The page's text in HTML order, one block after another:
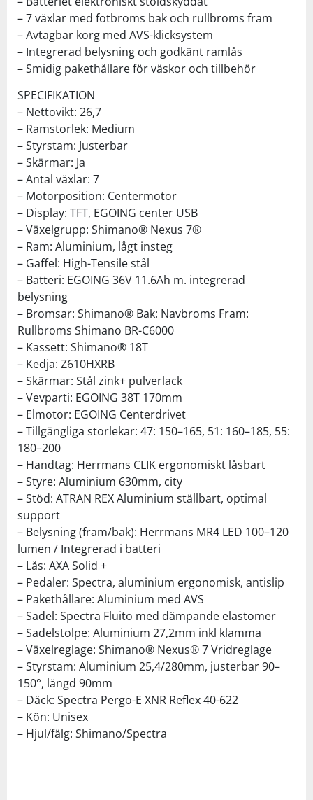
– 7 växlar med fotbroms bak och rullbroms fram
– Avtagbar korg med AVS-klicksystem
– Integrerad belysning och godkänt ramlås
– Smidig pakethållare för väskor och tillbehör
SPECIFIKATION
– Nettovikt: 26,7
– Ramstorlek: Medium
– Styrstam: Justerbar
– Skärmar: Ja
– Antal växlar: 7
– Motorposition: Centermotor
– Display: TFT, EGOING center USB
– Växelgrupp: Shimano® Nexus 7®
– Ram: Aluminium, lågt insteg
– Gaffel: High-Tensile stål
– Batteri: EGOING 36V 11.6Ah m. integrerad
belysning
– Bromsar: Shimano® Bak: Navbroms Fram:
Rullbroms Shimano BR-C6000
– Kassett: Shimano® 18T
– Kedja: Z610HXRB
– Skärmar: Stål zink+ pulverlack
– Vevparti: EGOING 38T 170mm
– Elmotor: EGOING Centerdrivet
– Tillgängliga storlekar: 47: 150–165, 51: 160–185, 55:
180–200
– Handtag: Herrmans CLIK ergonomiskt låsbart
– Styre: Aluminium 630mm, city
– Stöd: ATRAN REX Aluminium ställbart, optimal
support
– Belysning (fram/bak): Herrmans MR4 LED 100–120
lumen / Integrerad i batteri
– Lås: AXA Solid +
– Pedaler: Spectra, aluminium ergonomisk, antislip
– Pakethållare: Aluminium med AVS
– Sadel: Spectra Fluito med dämpande elastomer
– Sadelstolpe: Aluminium 27,2mm inkl klamma
– Växelreglage: Shimano® Nexus® 7 Vridreglage
– Styrstam: Aluminium 25,4/280mm, justerbar 90–
150°, längd 90mm
– Däck: Spectra Pergo-E XNR Reflex 40-622
– Kön: Unisex
– Hjul/fälg: Shimano/Spectra